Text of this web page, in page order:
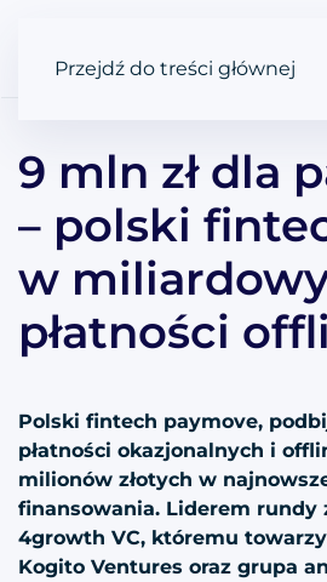
Przejdź do treści głównej
9 mln zł dla
– polski
w
płatności
Polski fintech paymove,
płatności okazjonalnych i
milionów złotych w
finansowania. Liderem rundy
4growth VC, któremu
Kogito Ventures oraz grupa